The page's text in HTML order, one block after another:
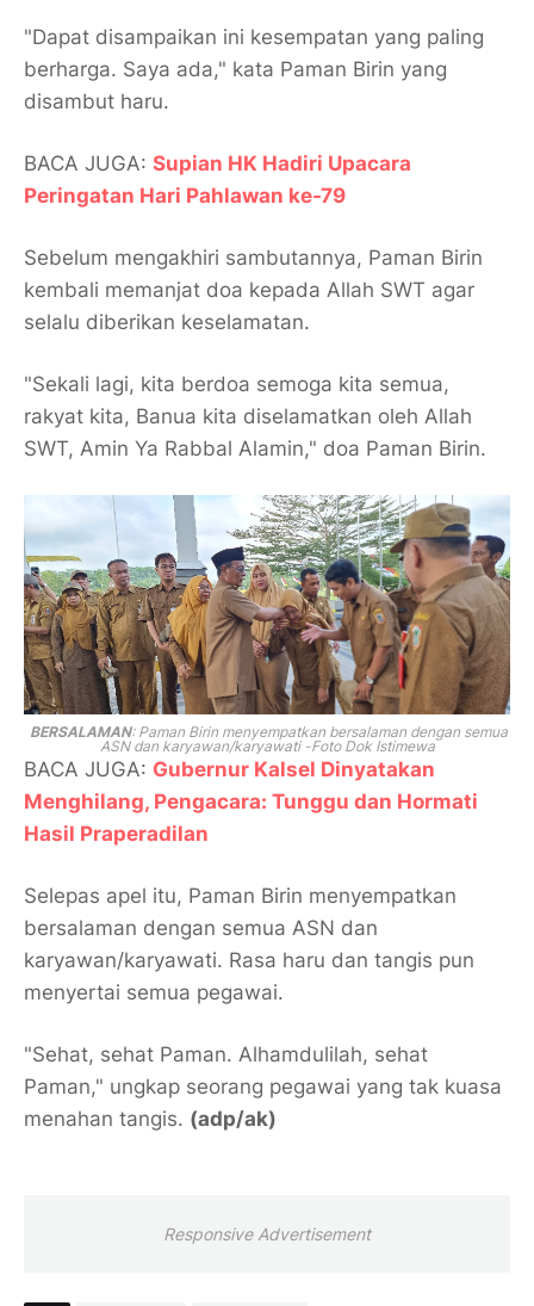
"Dapat disampaikan ini kesempatan yang paling
berharga. Saya ada," kata Paman Birin yang
disambut haru.
BACA JUGA: Supian HK Hadiri Upacara
Peringatan Hari Pahlawan ke-79
Sebelum mengakhiri sambutannya, Paman Birin
kembali memanjat doa kepada Allah SWT agar
selalu diberikan keselamatan.
"Sekali lagi, kita berdoa semoga kita semua,
rakyat kita, Banua kita diselamatkan oleh Allah
SWT, Amin Ya Rabbal Alamin," doa Paman Birin.
BERSALAMAN: Paman Birin menyempatkan bersalaman dengan semua
ASN dan karyawan/karyawati -Foto Dok Istimewa
BACA JUGA: Gubernur Kalsel Dinyatakan
Menghilang, Pengacara: Tunggu dan Hormati
Hasil Praperadilan
Selepas apel itu, Paman Birin menyempatkan
bersalaman dengan semua ASN dan
karyawan/karyawati. Rasa haru dan tangis pun
menyertai semua pegawai.
"Sehat, sehat Paman. Alhamdulilah, sehat
Paman," ungkap seorang pegawai yang tak kuasa
menahan tangis. (adp/ak)
Responsive Advertisement